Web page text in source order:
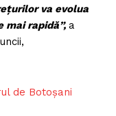
va evolua
mai rapidă”, a
de Botoșani